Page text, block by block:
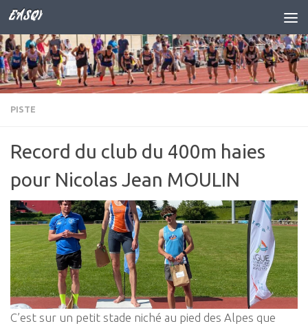
Skip to content
EASQY
PISTE
Record du club du 400m haies
pour Nicolas Jean MOULIN
C’est sur un petit stade niché au pied des Alpes que